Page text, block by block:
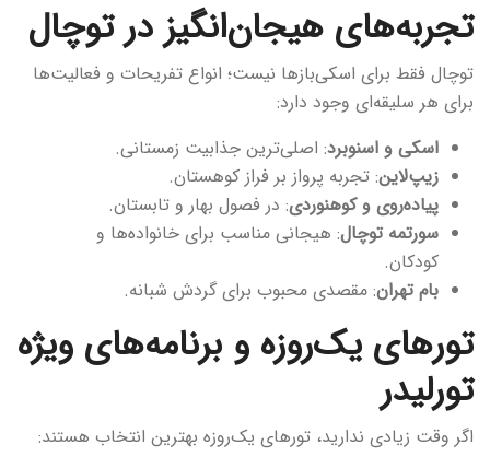
تجربه‌های هیجان‌انگیز در توچال
توچال فقط برای اسکی‌بازها نیست؛ انواع تفریحات و فعالیت‌ها
برای هر سلیقه‌ای وجود دارد:
اسکی و اسنوبرد: اصلی‌ترین جذابیت زمستانی.
زیپ‌لاین: تجربه پرواز بر فراز کوهستان.
پیاده‌روی و کوهنوردی: در فصول بهار و تابستان.
سورتمه توچال: هیجانی مناسب برای خانواده‌ها و
کودکان.
بام تهران: مقصدی محبوب برای گردش شبانه.
تورهای یک‌روزه و برنامه‌های ویژه
تورلیدر
اگر وقت زیادی ندارید، تورهای یک‌روزه بهترین انتخاب هستند: